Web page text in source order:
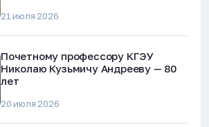
мошенничества»
21 июля 2026
Почетному профессору КГЭУ
Николаю Кузьмичу Андрееву — 80
лет
20 июля 2026